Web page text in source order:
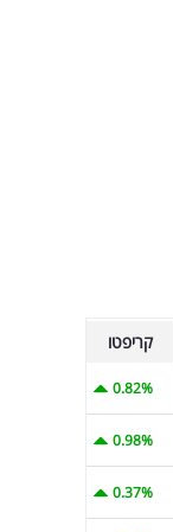
קריפטו
0.82%
0.98%
0.37%